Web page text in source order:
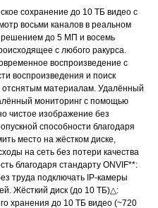
сохранение до 10 ТБ видео с
восьми каналов в реальном
до 5 МП и восемь
с любого ракурса.
воспроизведение с
воспроизведения и поиск
материалам. Удалённый
мониторинг с помощью
чистое изображение без
способности благодаря
место на жёстком диске,
на сеть без потери качества
благодаря стандарту ONVIF**:
труда подключать IP‑камеры
Жёсткий диск (до 10 ТБ)△:
хранения до 10 ТБ видео (~720